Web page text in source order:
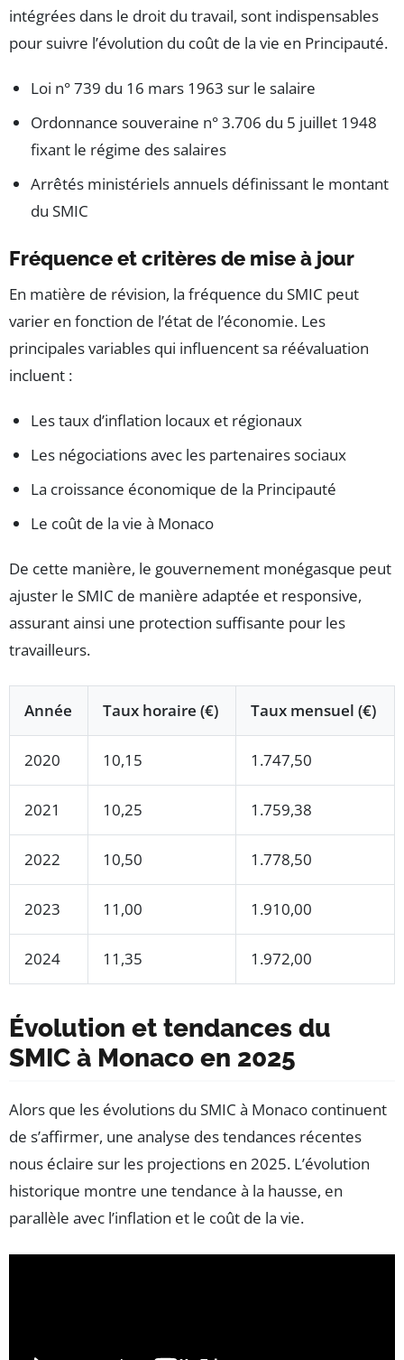
intégrées dans le droit du travail, sont indispensables
pour suivre l’évolution du coût de la vie en Principauté.
Loi n° 739 du 16 mars 1963 sur le salaire
Ordonnance souveraine n° 3.706 du 5 juillet 1948
fixant le régime des salaires
Arrêtés ministériels annuels définissant le montant
du SMIC
Fréquence et critères de mise à jour
En matière de révision, la fréquence du SMIC peut
varier en fonction de l’état de l’économie. Les
principales variables qui influencent sa réévaluation
incluent :
Les taux d’inflation locaux et régionaux
Les négociations avec les partenaires sociaux
La croissance économique de la Principauté
Le coût de la vie à Monaco
De cette manière, le gouvernement monégasque peut
ajuster le SMIC de manière adaptée et responsive,
assurant ainsi une protection suffisante pour les
travailleurs.
Année Taux horaire (€) Taux mensuel (€)
2020 10,15 1.747,50
2021 10,25 1.759,38
2022 10,50 1.778,50
2023 11,00 1.910,00
2024 11,35 1.972,00
Évolution et tendances du
SMIC à Monaco en 2025
Alors que les évolutions du SMIC à Monaco continuent
de s’affirmer, une analyse des tendances récentes
nous éclaire sur les projections en 2025. L’évolution
historique montre une tendance à la hausse, en
parallèle avec l’inflation et le coût de la vie.